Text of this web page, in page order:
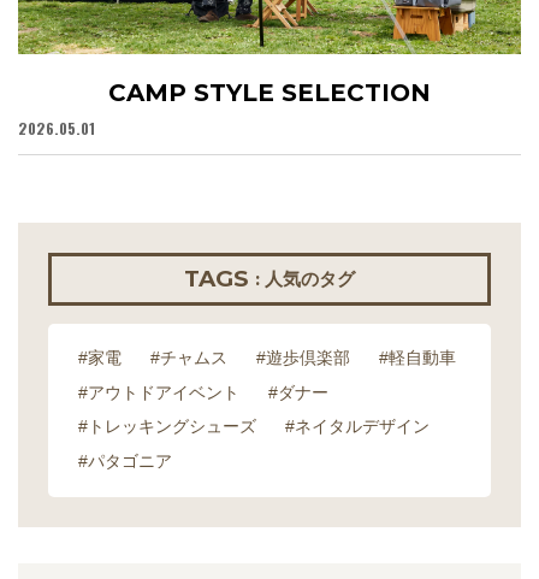
CAMP STYLE SELECTION
2026.05.01
TAGS : 人気のタグ
#家電 #チャムス #遊歩倶楽部
#軽自動車
#アウトドアイベント
#ダナー
#トレッキングシューズ
#ネイタルデザイン
#パタゴニア